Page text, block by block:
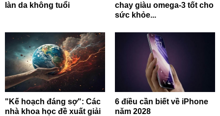
làn da không tuổi
chay giàu omega-3 tốt cho
sức khỏe...
"Kế hoạch đáng sợ": Các
nhà khoa học đề xuất giải
6 điều cần biết về iPhone
năm 2028